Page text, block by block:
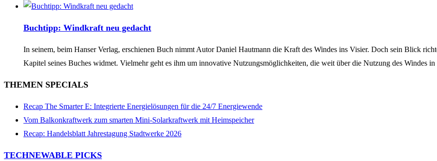
Buchtipp: Windkraft neu gedacht
In seinem, beim Hanser Verlag, erschienen Buch nimmt Autor Daniel Hautmann die Kraft des Windes ins Visier. Doch sein Blick
Kapitel seines Buches widmet. Vielmehr geht es ihm um innovative Nutzungsmöglichkeiten, die weit über die Nutzung des Windes in
THEMEN SPECIALS
Recap The Smarter E: Integrierte Energielösungen für die 24/7 Energiewende
Vom Balkonkraftwerk zum smarten Mini-Solarkraftwerk mit Heimspeicher
Recap: Handelsblatt Jahrestagung Stadtwerke 2026
TECHNEWABLE PICKS